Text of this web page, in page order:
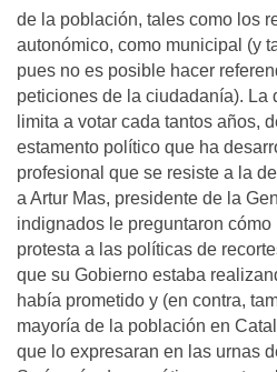
de la población, tales como los
autonómico, como municipal (y
pues no es posible hacer
peticiones de la ciudadanía). La
limita a votar cada tantos años,
estamento político que ha
profesional que se resiste a la
a Artur Mas, presidente de la
indignados le preguntaron
protesta a las políticas de
que su Gobierno estaba
había prometido y (en contra,
mayoría de la población en
que lo expresaran en las urnas